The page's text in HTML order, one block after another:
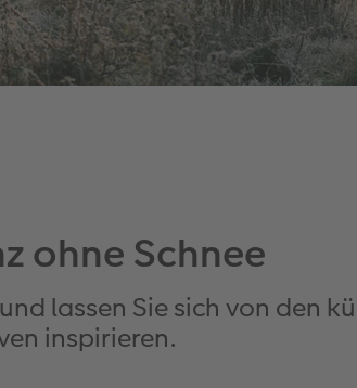
ohne Schnee
lassen Sie sich von den
inspirieren.